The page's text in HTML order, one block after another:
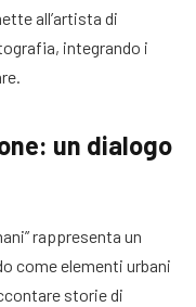
all’artista di
integrando i
un dialogo
rappresenta un
come elementi urbani
storie di